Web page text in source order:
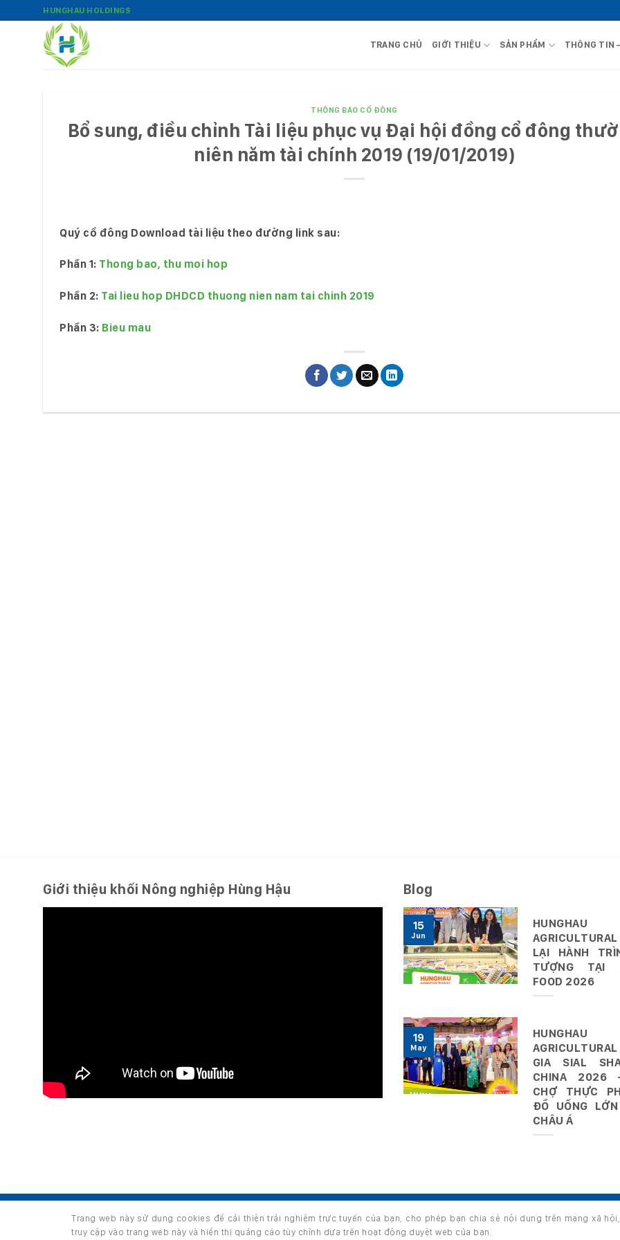
qua
HUNGHAU HOLDINGS
TRANG CHỦ GIỚI THIỆU SẢN PHẨM THÔNG TIN
THÔNG BÁO CỔ ĐÔNG
Bổ sung, điều chỉnh Tài liệu phục vụ Đại hội đồng cổ đông
niên năm tài chính 2019 (19/01/2019)
Quý cổ đông Download tài liệu theo đường link sau:
Phần 1: Thong bao, thu moi hop
Phần 2: Tai lieu hop DHDCD thuong nien nam tai chinh 2019
Phần 3: Bieu mau
Giới thiệu khối Nông nghiệp Hùng Hậu Blog
HUNGHAU
LẠI HÀNH
TƯỢNG TẠI
FOOD 2026
15
Jun
HUNGHAU
GIA SIAL
CHINA 2026
CHỢ THỰC
ĐỒ UỐNG
CHÂU Á
19
May
GIỚI THIỆU
Copyright 2026 ©thuộc HUNGHAU HOLDINGS. All rights reserved.
Trang web này sử dụng cookies để cải thiện trải nghiệm trực tuyến của bạn, cho phép bạn chia sẻ nội dung trên mạng xã
truy cập vào trang web này và hiển thị quảng cáo tùy chỉnh dựa trên hoạt động duyệt web của bạn.